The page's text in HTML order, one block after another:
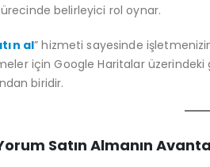
belirleyici rol oynar.
al” hizmeti sayesinde
için Google Haritalar
biridir.
Satın Almanın